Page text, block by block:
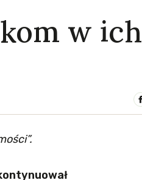
w ich